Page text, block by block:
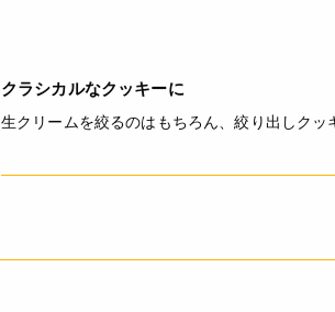
クラシカルなクッキーに
生クリームを絞るのはもちろん、絞り出しク